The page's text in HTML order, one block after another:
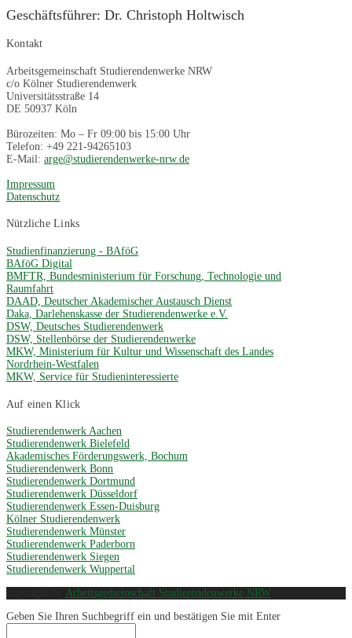
Geschäftsführer: Dr. Christoph Holtwisch
Kontakt
Arbeitsgemeinschaft Studierendenwerke NRW
c/o Kölner Studierendenwerk
Universitätsstraße 14
DE 50937 Köln
Bürozeiten: Mo – Fr 09:00 bis 15:00 Uhr
Telefon: +49 221-94265103
E-Mail: arge@studierendenwerke-nrw.de
Impressum
Datenschutz
Nützliche Links
Studienfinanzierung - BAföG
BAföG Digital
BMFTR, Bundesministerium für Forschung, Technologie und
Raumfahrt
DAAD, Deutscher Akademischer Austausch Dienst
Daka, Darlehenskasse der Studierendenwerke e.V.
DSW, Deutsches Studierendenwerk
DSW, Stellenbörse der Studierendenwerke
MKW, Ministerium für Kultur und Wissenschaft des Landes
Nordrhein-Westfalen
MKW, Service für Studieninteressierte
Auf einen Klick
Studierendenwerk Aachen
Studierendenwerk Bielefeld
Akademisches Förderungswerk, Bochum
Studierendenwerk Bonn
Studierendenwerk Dortmund
Studierendenwerk Düsseldorf
Studierendenwerk Essen-Duisburg
Kölner Studierendenwerk
Studierendenwerk Münster
Studierendenwerk Paderborn
Studierendenwerk Siegen
Studierendenwerk Wuppertal
Arbeitsgemeinschaft Studierendenwerke NRW
Geben Sie Ihren Suchbegriff ein und bestätigen Sie mit Enter